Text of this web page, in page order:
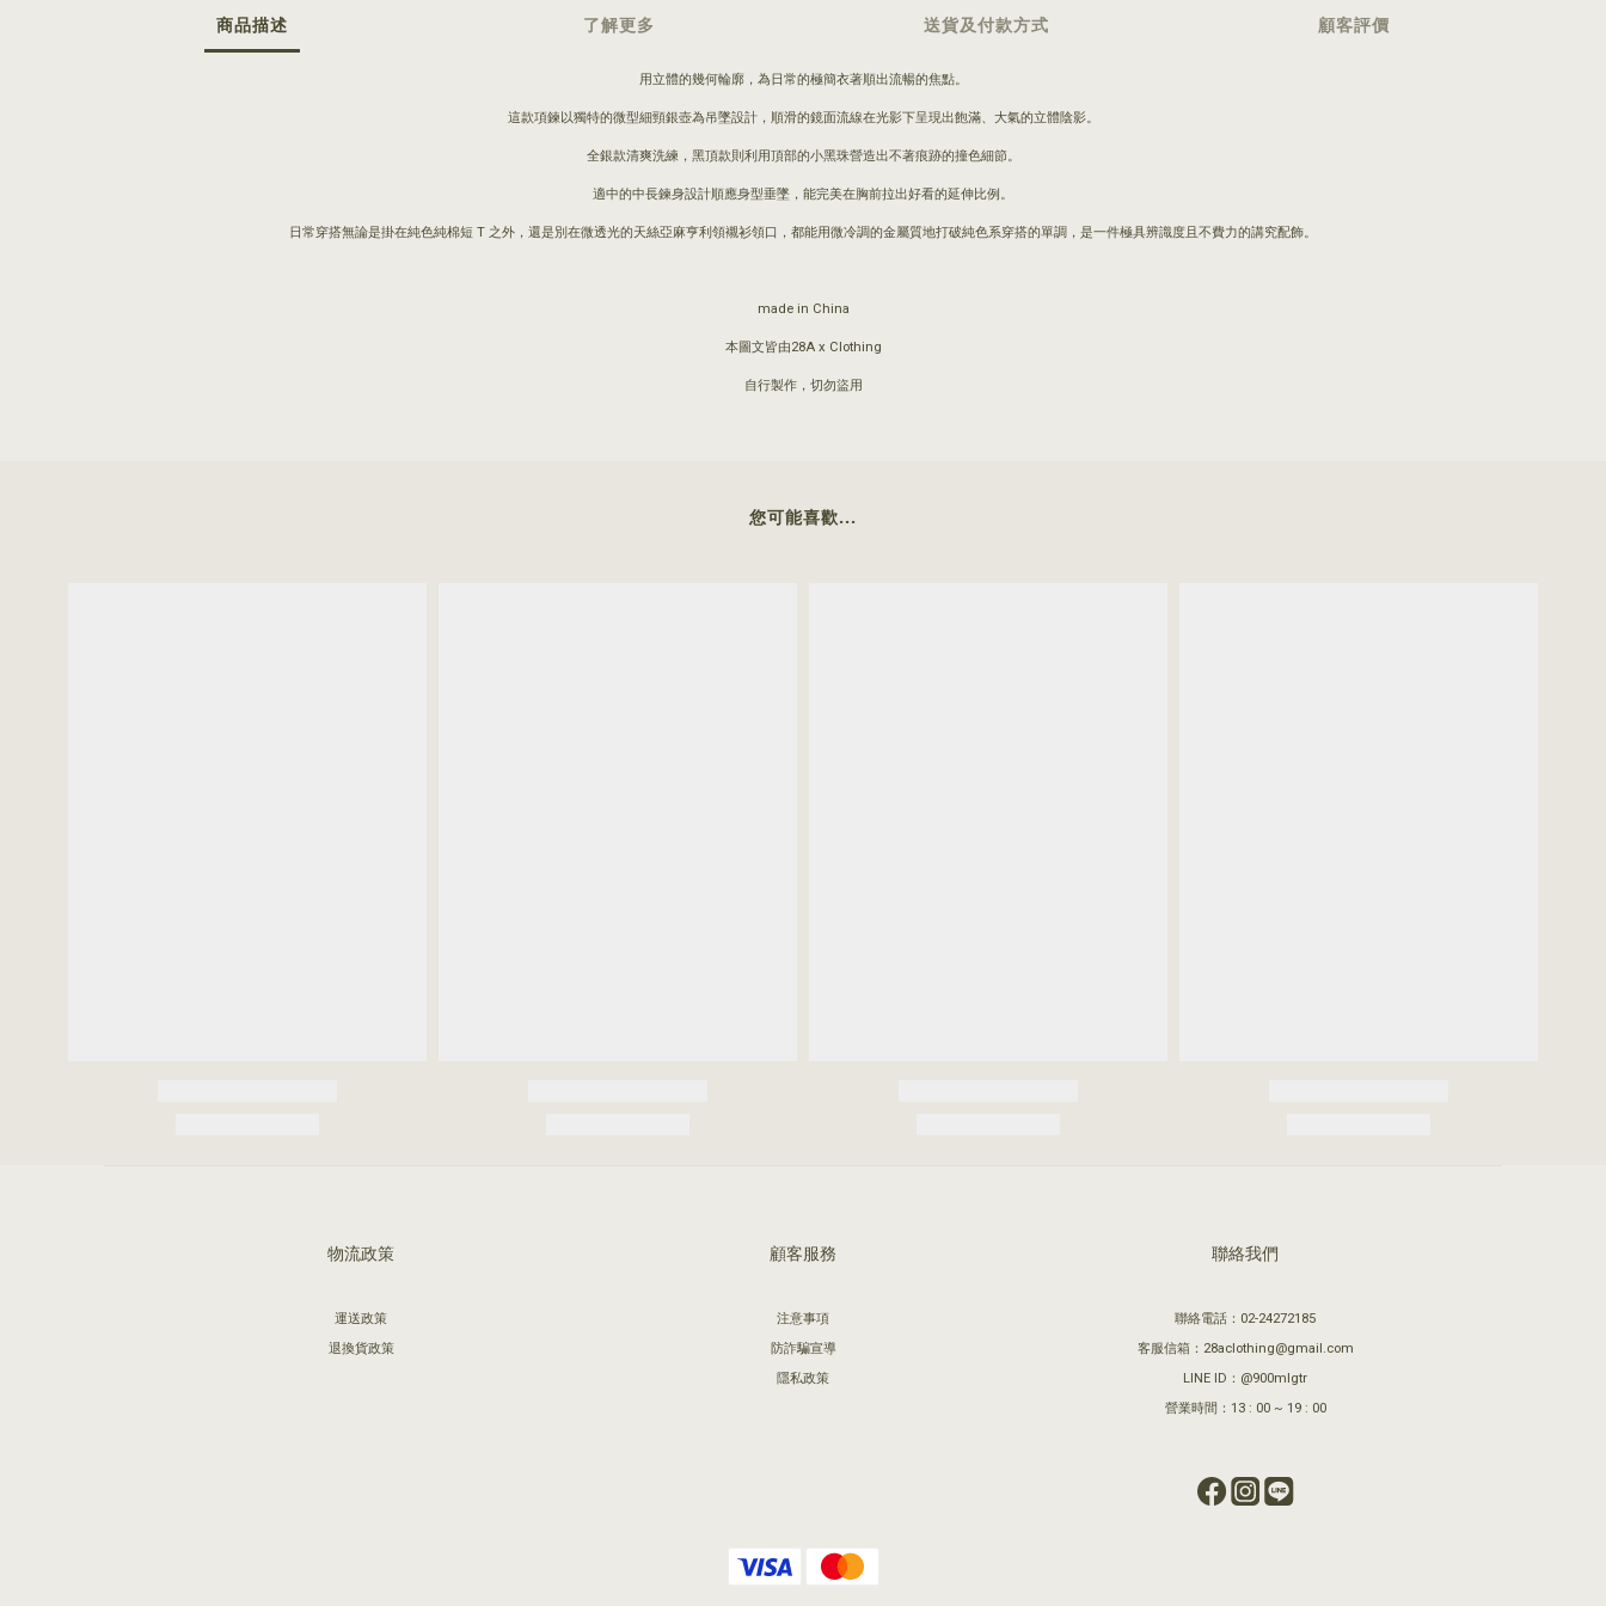
商品描述 了解更多 送貨及付款方式 顧客評價
用立體的幾何輪廓，為日常的極簡衣著順出流暢的焦點。
這款項鍊以獨特的微型細頸銀壺為吊墜設計，順滑的鏡面流線在光影下呈現出飽滿、大氣的立體陰影。
全銀款清爽洗練，黑頂款則利用頂部的小黑珠營造出不著痕跡的撞色細節。
適中的中長鍊身設計順應身型垂墜，能完美在胸前拉出好看的延伸比例。
日常穿搭無論是掛在純色純棉短 T 之外，還是別在微透光的天絲亞麻亨利領襯衫領口，都能用微冷調的金屬質地打破純色系穿搭的單調，是一件極具辨識度且不費力的講究配飾。
made in China
本圖文皆由28A x Clothing
自行製作，切勿盜用
您可能喜歡...
物流政策
運送政策
退換貨政策
顧客服務
注意事項
防詐騙宣導
隱私政策
聯絡我們
聯絡電話：02-24272185
客服信箱：28aclothing@gmail.com
LINE ID：@900mlgtr
營業時間：13 : 00 ~ 19 : 00